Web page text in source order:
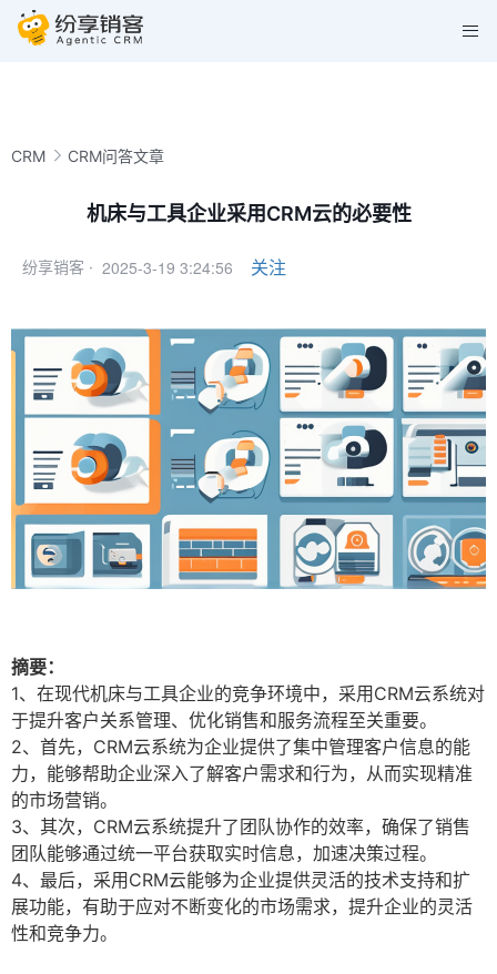
CRM CRM问答文章
机床与工具企业采用CRM云的必要性
纷享销客 · 2025-3-19 3:24:56 关注
摘要：
1、在现代机床与工具企业的竞争环境中，采用CRM云系统对
于提升客户关系管理、优化销售和服务流程至关重要。
2、首先，CRM云系统为企业提供了集中管理客户信息的能
力，能够帮助企业深入了解客户需求和行为，从而实现精准
的市场营销。
3、其次，CRM云系统提升了团队协作的效率，确保了销售
团队能够通过统一平台获取实时信息，加速决策过程。
4、最后，采用CRM云能够为企业提供灵活的技术支持和扩
展功能，有助于应对不断变化的市场需求，提升企业的灵活
性和竞争力。